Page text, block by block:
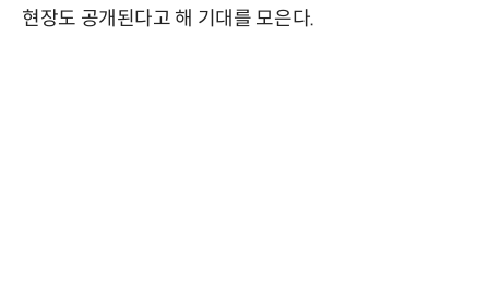
현장도 공개된다고 해 기대를 모은다.